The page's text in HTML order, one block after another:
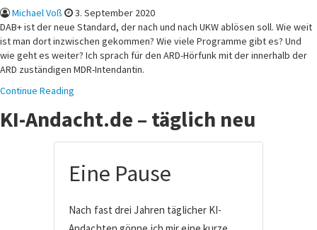
Michael Voß
3. September 2020
DAB+ ist der neue Standard, der nach und nach UKW ablösen soll. Wie weit
ist man dort inzwischen gekommen? Wie viele Programme gibt es? Und
wie geht es weiter? Ich sprach für den ARD-Hörfunk mit der innerhalb der
ARD zuständigen MDR-Intendantin.
Continue Reading
KI-Andacht.de – täglich neu